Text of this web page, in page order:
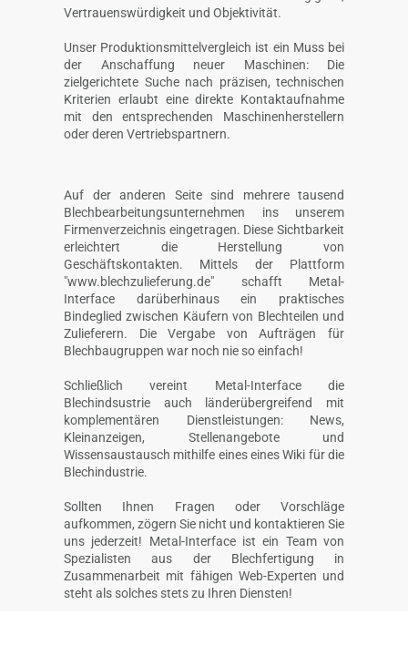
Vertrauenswürdigkeit und Objektivität.
Unser Produktionsmittelvergleich ist ein Muss bei
der Anschaffung neuer Maschinen: Die
zielgerichtete Suche nach präzisen, technischen
Kriterien erlaubt eine direkte Kontaktaufnahme
mit den entsprechenden Maschinenherstellern
oder deren Vertriebspartnern.
Auf der anderen Seite sind mehrere tausend
Blechbearbeitungsunternehmen ins unserem
Firmenverzeichnis eingetragen. Diese Sichtbarkeit
erleichtert die Herstellung von
Geschäftskontakten. Mittels der Plattform
"www.blechzulieferung.de" schafft Metal-
Interface darüberhinaus ein praktisches
Bindeglied zwischen Käufern von Blechteilen und
Zulieferern. Die Vergabe von Aufträgen für
Blechbaugruppen war noch nie so einfach!
Schließlich vereint Metal-Interface die
Blechindsustrie auch länderübergreifend mit
komplementären Dienstleistungen: News,
Kleinanzeigen, Stellenangebote und
Wissensaustausch mithilfe eines eines Wiki für die
Blechindustrie.
Sollten Ihnen Fragen oder Vorschläge
aufkommen, zögern Sie nicht und kontaktieren Sie
uns jederzeit! Metal-Interface ist ein Team von
Spezialisten aus der Blechfertigung in
Zusammenarbeit mit fähigen Web-Experten und
steht als solches stets zu Ihren Diensten!